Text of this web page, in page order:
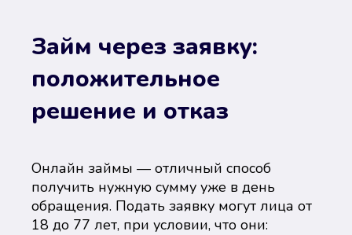
Займ через заявку:
положительное
решение и отказ
Онлайн займы — отличный способ
получить нужную сумму уже в день
обращения. Подать заявку могут лица от
18 до 77 лет, при условии, что они: